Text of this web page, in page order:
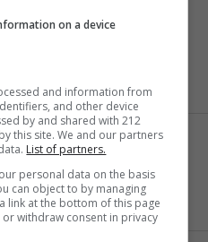
ΘΡΙΛΕΡ
της νύχτας
on a device
and information from
and other device
by and shared with 212
this site. We and our partners
List of partners.
personal data on the basis
can object to by managing
link at the bottom of this page
withdraw consent in privacy